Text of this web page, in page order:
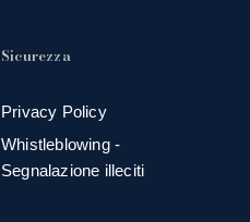
Sicurezza
Privacy Policy
Whistleblowing -
Segnalazione illeciti